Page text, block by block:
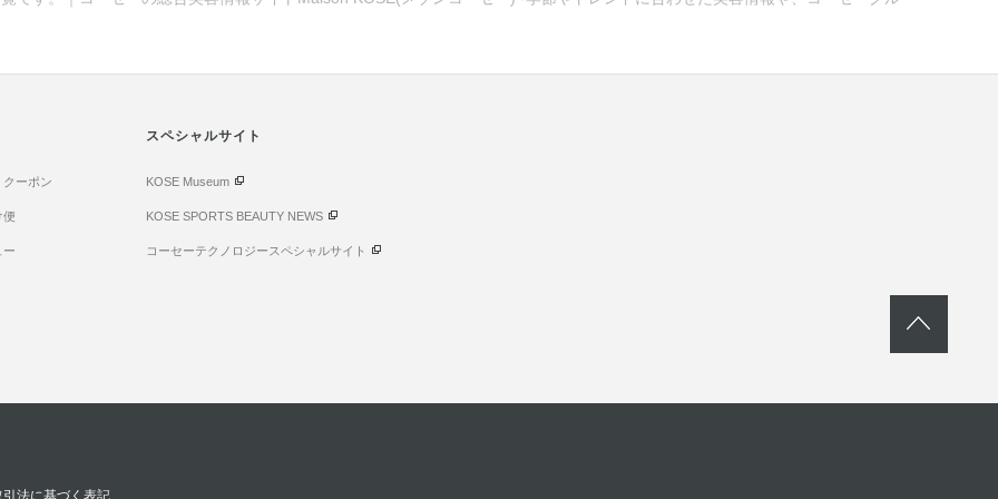
クーポン
便
ー
スペシャルサイト
KOSE Museum
KOSE SPORTS BEAUTY NEWS
コーセーテクノロジースペシャルサイト
引法に基づく表記